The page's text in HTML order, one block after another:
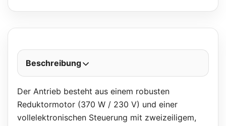
Beschreibung
Der Antrieb besteht aus einem robusten
Reduktormotor (370 W / 230 V) und einer
vollelektronischen Steuerung mit zweizeiligem,